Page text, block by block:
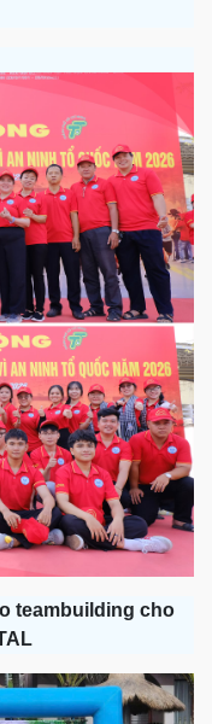
teambuilding cho